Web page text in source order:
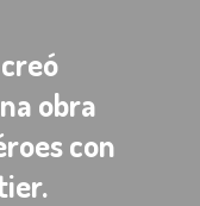
obra
con